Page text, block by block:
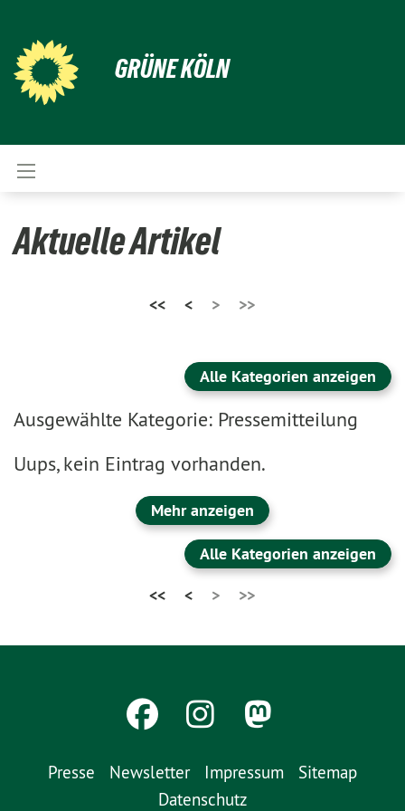
GRÜNE KÖLN
Aktuelle Artikel
<< < > >>
Alle Kategorien anzeigen
Ausgewählte Kategorie: Pressemitteilung
Uups, kein Eintrag vorhanden.
Mehr anzeigen
Alle Kategorien anzeigen
<<
< > >>
Presse Newsletter Impressum
Sitemap
Datenschutz